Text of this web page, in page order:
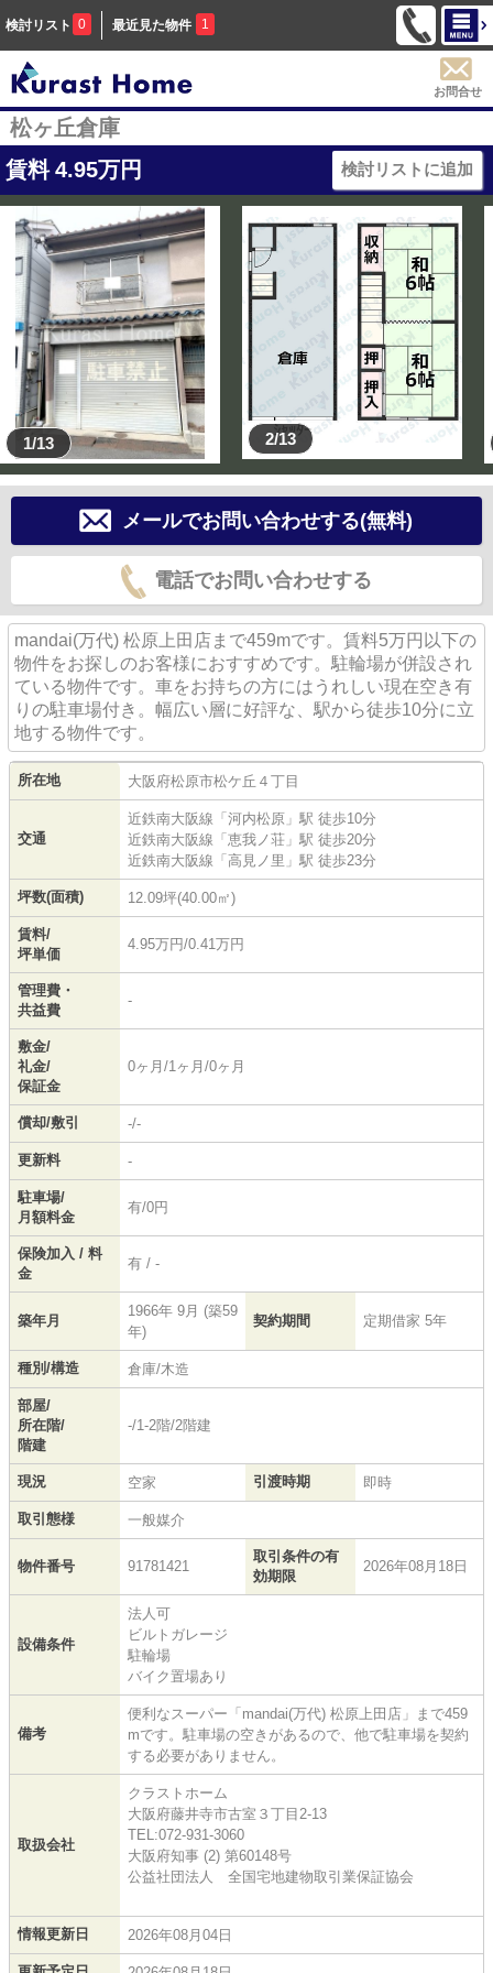
検討リスト 0 最近見た物件 1
お問合せ
松ヶ丘倉庫
賃料 4.95万円 検討リストに追加
1/13 2/13
メールでお問い合わせする(無料)
電話でお問い合わせする
mandai(万代) 松原上田店まで459mです。賃料5万円以下の
物件をお探しのお客様におすすめです。駐輪場が併設され
ている物件です。車をお持ちの方にはうれしい現在空き有
りの駐車場付き。幅広い層に好評な、駅から徒歩10分に立
地する物件です。
所在地 大阪府松原市松ケ丘 ４丁目
交通
近鉄南大阪線 「 河内松原 」駅 徒歩10分
近鉄南大阪線 「 恵我ノ荘 」駅 徒歩20分
近鉄南大阪線 「 高見ノ里 」駅 徒歩23分
坪数(面積) 12.09坪(40.00㎡)
賃料/
坪単価
4.95万円/0.41万円
管理費・
共益費
-
敷金/
礼金/
保証金
0ヶ月/1ヶ月/0ヶ月
償却/敷引 -/-
更新料 -
駐車場/
月額料金
有/0円
保険加入 / 料
金
有 / -
築年月
1966年 9月 (築59
年)
契約期間 定期借家 5年
種別/構造 倉庫/木造
部屋/
所在階/
階建
-/1-2階/2階建
現況 空家 引渡時期 即時
取引態様 一般媒介
物件番号 91781421
取引条件の有
効期限
2026年08月18日
設備条件
法人可
ビルトガレージ
駐輪場
バイク置場あり
備考
便利なスーパー「mandai(万代) 松原上田店」まで459
mです。駐車場の空きがあるので、他で駐車場を契約
する必要がありません。
取扱会社
クラストホーム
大阪府藤井寺市古室３丁目2-13
TEL:072-931-3060
大阪府知事 (2) 第60148号
公益社団法人 全国宅地建物取引業保証協会
情報更新日 2026年08月04日